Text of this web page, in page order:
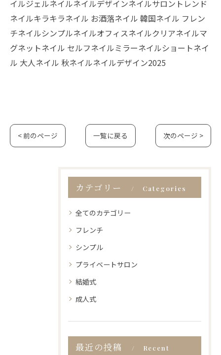
イルジェルネイルネイルデザインネイルサロントレンド
ネイルキラキラネイル お酒落ネイル 韓国ネイル フレン
チネイルシンプルネイルオフィスネイルクリアネイルマ
グネットネイル セルフネイルミラーネイルショートネイ
ル 大人ネイル 秋ネイルネイルデザイン2025
< 前のページ 一覧に戻る 次のページ >
カテゴリー Categories
全てのカテゴリー
フレンチ
シンプル
プライベートサロン
結婚式
成人式
最近の投稿
Recent